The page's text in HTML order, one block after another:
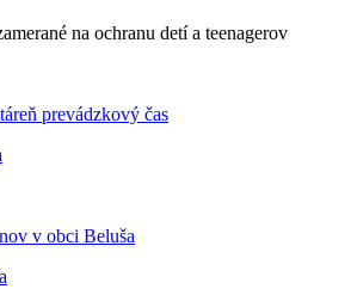
na ochranu detí a teenagerov
prevádzkový čas
v obci Beluša